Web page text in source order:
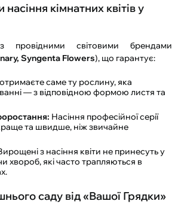
кімнатних квітів у
світовими брендами
Syngenta Flowers), що гарантує:
саме ту рослину, яка
— з відповідною формою листя та
Насіння професійної серії
та швидше, ніж звичайне
з насіння квіти не принесуть у
хвороб, які часто трапляються в
саду від «Вашої Грядки»